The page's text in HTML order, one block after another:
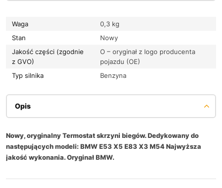
Waga
0,3 kg
Stan
Nowy
Jakość części (zgodnie
z GVO)
O – oryginał z logo producenta
pojazdu (OE)
Typ silnika
Benzyna
Opis
Nowy, oryginalny Termostat skrzyni biegów. Dedykowany do
następujących modeli: BMW E53 X5 E83 X3 M54 Najwyższa
jakość wykonania. Oryginał BMW.